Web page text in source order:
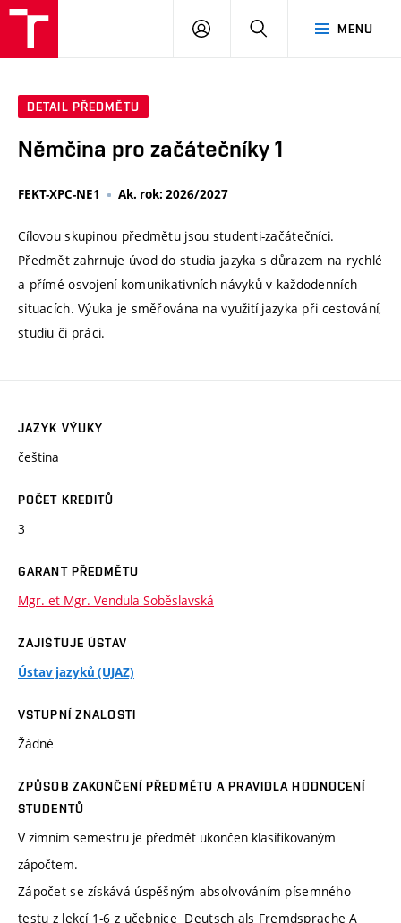
MENU
PŘIHLÁSIT
DETAIL PŘEDMĚTU
Němčina pro začátečníky 1
FEKT-XPC-NE1 Ak. rok: 2026/2027
Cílovou skupinou předmětu jsou studenti-začátečníci.
Předmět zahrnuje úvod do studia jazyka s důrazem na rychlé
a přímé osvojení komunikativních návyků v každodenních
situacích. Výuka je směřována na využití jazyka při cestování,
studiu či práci.
JAZYK VÝUKY
čeština
POČET KREDITŮ
3
GARANT PŘEDMĚTU
Mgr. et Mgr. Vendula Soběslavská
ZAJIŠŤUJE ÚSTAV
Ústav jazyků (UJAZ)
VSTUPNÍ ZNALOSTI
Žádné
ZPŮSOB ZAKONČENÍ PŘEDMĚTU A PRAVIDLA HODNOCENÍ
STUDENTŮ
V zimním semestru je předmět ukončen klasifikovaným
zápočtem.
Zápočet se získává úspěšným absolvováním písemného
testu z lekcí 1-6 z učebnice Deutsch als Fremdsprache A